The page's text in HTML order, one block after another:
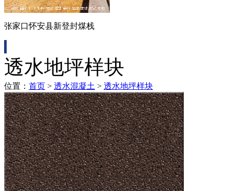
张家口怀安县新登封煤栈
透水地坪样块
位置： 首页 > 透水混凝土 > 透水地坪样块